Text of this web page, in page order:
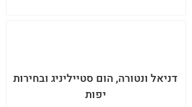
דניאל ונטורה, הום סטייליניג ובחירות
יפות